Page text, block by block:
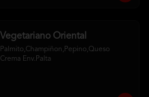
Vegetariano Oriental
Palmito,Champiñon,Pepino,Queso
Crema Env.Palta